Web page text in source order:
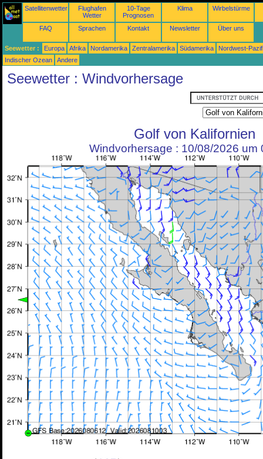
Satellitenwetter
Flughafen
Wetter
10-Tage
Prognosen
Klima Wirbelstürme
FAQ Sprachen Kontakt Newsletter Über uns
Seewetter : Europa Afrika Nordamerika Zentralamerika Südamerika
Nordwest-
Indischer Ozean
Andere
Seewetter : Windvorhersage
Golf von Kalifornien
Windvorhersage : 10/08/2026 um